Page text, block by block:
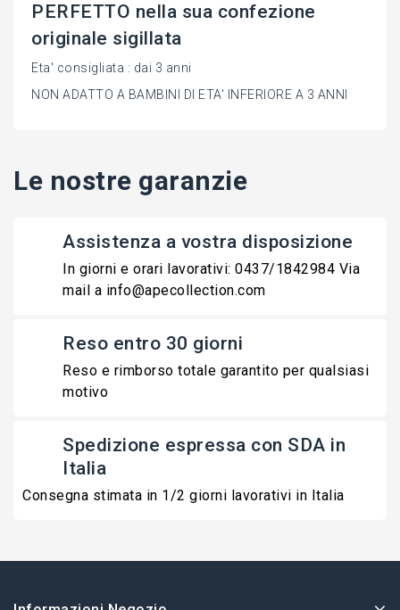
PERFETTO nella sua confezione
originale sigillata
Eta' consigliata : dai 3 anni
NON ADATTO A BAMBINI DI ETA' INFERIORE A 3 ANNI
Le nostre garanzie
Assistenza a vostra disposizione
In giorni e orari lavorativi: 0437/1842984 Via
mail a info@apecollection.com
Reso entro 30 giorni
Reso e rimborso totale garantito per qualsiasi
motivo
Spedizione espressa con SDA in
Italia
Consegna stimata in 1/2 giorni lavorativi in Italia